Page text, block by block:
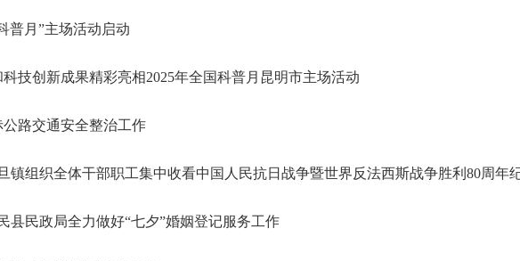
普月”主场活动启动
技创新成果精彩亮相2025年全国科普月昆明市主场活动
路交通安全整治工作
组织全体干部职工集中收看中国人民抗日战争暨世界反法西斯战争胜利80周年
民政局全力做好“七夕”婚姻登记服务工作